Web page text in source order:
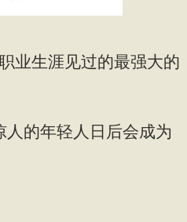
业生涯见过的最强大的
的年轻人日后会成为